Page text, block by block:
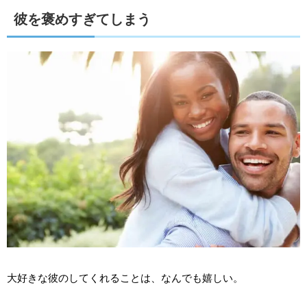
彼を褒めすぎてしまう
大好きな彼のしてくれることは、なんでも嬉しい。